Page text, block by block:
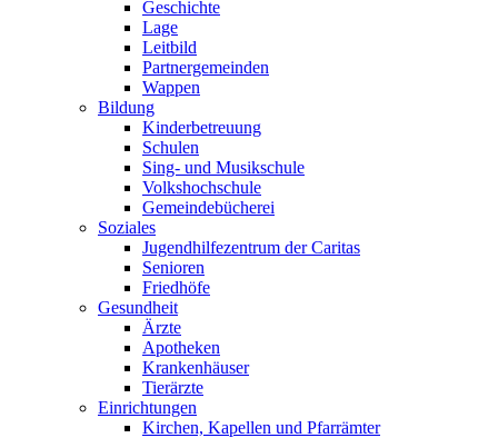
Geschichte
Lage
Leitbild
Partnergemeinden
Wappen
Bildung
Kinderbetreuung
Schulen
Sing- und Musikschule
Volkshochschule
Gemeindebücherei
Soziales
Jugendhilfezentrum der Caritas
Senioren
Friedhöfe
Gesundheit
Ärzte
Apotheken
Krankenhäuser
Tierärzte
Einrichtungen
Kirchen, Kapellen und Pfarrämter